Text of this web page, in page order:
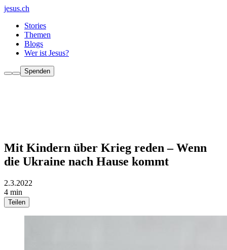
jesus.ch
Stories
Themen
Blogs
Wer ist Jesus?
Spenden
Mit Kindern über Krieg reden – Wenn
die Ukraine nach Hause kommt
2.3.2022
4 min
Teilen